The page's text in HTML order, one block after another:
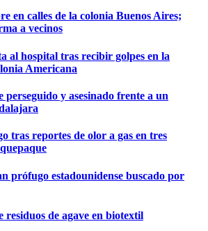
en calles de la colonia Buenos Aires;
a vecinos
al hospital tras recibir golpes en la
Americana
perseguido y asesinado frente a un
tras reportes de olor a gas en tres
prófugo estadounidense buscado por
residuos de agave en biotextil